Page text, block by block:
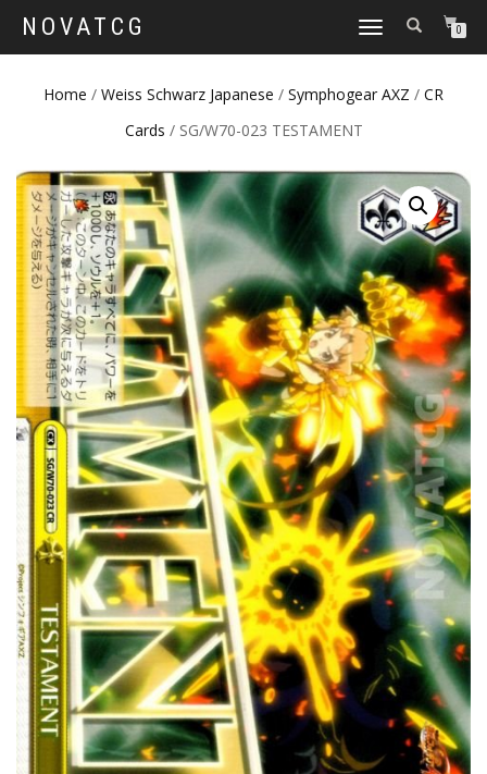
NOVATCG
TOGGLE
0
Home / Weiss Schwarz Japanese / Symphogear AXZ / CR
Cards / SG/W70-023 TESTAMENT